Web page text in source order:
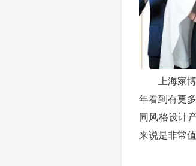
上海家博
年看到有更
同风格设计
来说是非常